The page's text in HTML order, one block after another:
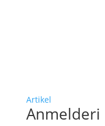
Artikel